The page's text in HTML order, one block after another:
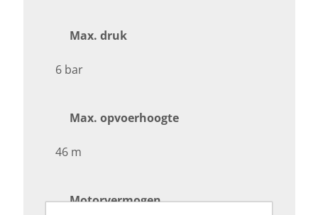
Max. druk
6 bar
Max. opvoerhoogte
46 m
Motorvermogen